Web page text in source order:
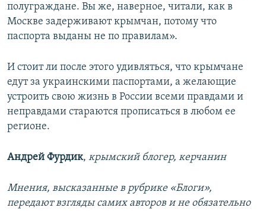
полуграждане. Вы же, наверное, читали, как в
Москве задерживают крымчан, потому что
паспорта выданы не по правилам».
И стоит ли после этого удивляться, что крымчане
едут за украинскими паспортами, а желающие
устроить свою жизнь в России всеми правдами и
неправдами стараются прописаться в любом ее
регионе.
Андрей Фурдик, крымский блогер, керчанин
Мнения, высказанные в рубрике «Блоги»,
передают взгляды самих авторов и не обязательно